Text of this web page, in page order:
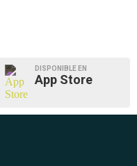
DISPONIBLE EN
App Store